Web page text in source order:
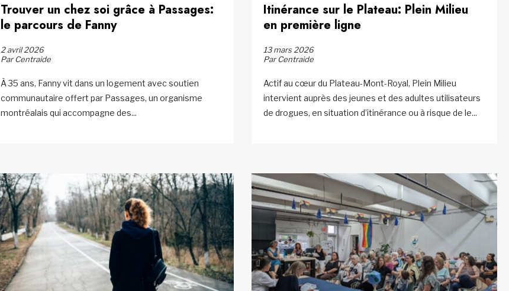
Trouver un chez soi grâce à Passages:
le parcours de Fanny
2 avril 2026
Par Centraide
À 35 ans, Fanny vit dans un logement avec soutien
communautaire offert par Passages, un organisme
montréalais qui accompagne des...
Itinérance sur le Plateau: Plein Milieu
en première ligne
13 mars 2026
Par Centraide
Actif au cœur du Plateau-Mont-Royal, Plein Milieu
intervient auprès des jeunes et des adultes utilisateurs
de drogues, en situation d’itinérance ou à risque de le...